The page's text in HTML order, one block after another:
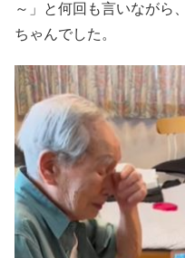
～」と何回も言いながら
ちゃんでした。